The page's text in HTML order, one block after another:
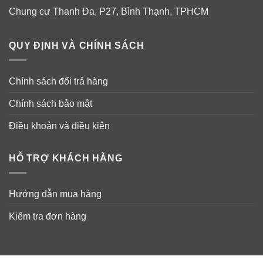
Đối tượng dùng Bio C Blackmores:
– Người muốn tăng cường khả năng đề kháng mỗi
ngày.
– Người hay thường xuyên mệt mỏi, dễ mắc bệnh lặt
Chung cư Thanh Đa, P27, Bình Thạnh, TPHCM
QUY ĐỊNH VÀ CHÍNH SÁCH
Chính sách đổi trả hàng
Chính sách bảo mật
Điều khoản và điều kiện
HỖ TRỢ KHÁCH HÀNG
Hướng dẫn mua hàng
Kiểm tra đơn hàng